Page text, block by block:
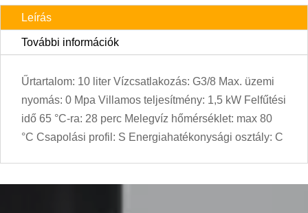
Leírás
További információk
Űrtartalom: 10 liter Vízcsatlakozás: G3/8 Max. üzemi
nyomás: 0 Mpa Villamos teljesítmény: 1,5 kW Felfűtési
idő 65 °C-ra: 28 perc Melegvíz hőmérséklet: max 80
°C Csapolási profil: S Energiahatékonysági osztály: C